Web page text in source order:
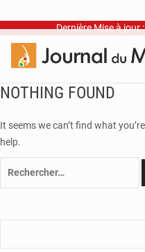
Dernière Mise à jour
NOTHING FOUND
It seems we can’t find what
help.